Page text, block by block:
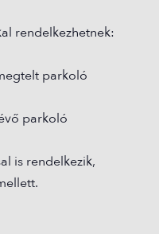
rendelkezhetnek:
parkoló
parkoló
is rendelkezik,